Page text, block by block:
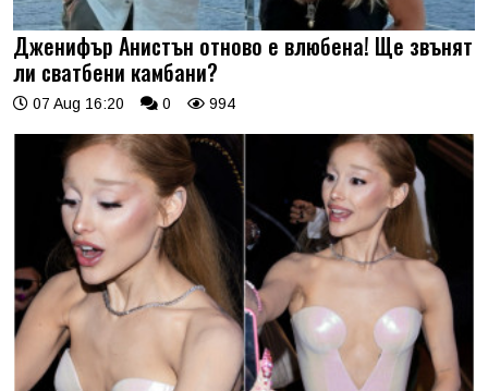
Дженифър Анистън отново е влюбена! Ще звънят
ли сватбени камбани?
07 Aug 16:20 0 994